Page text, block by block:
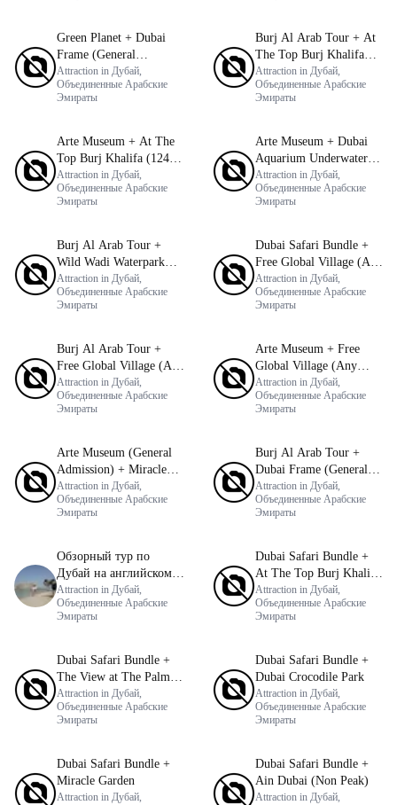
Green Planet + Dubai
Frame (General
Admission)
Attraction in Дубай,
Объединенные Арабские
Эмираты
Burj Al Arab Tour + At
The Top Burj Khalifa
(124 Floor) Non-Prime
Time
Attraction in Дубай,
Объединенные Арабские
Эмираты
Arte Museum + At The
Top Burj Khalifa (124
Floor) Non-Prime Time
Attraction in Дубай,
Объединенные Арабские
Эмираты
Arte Museum + Dubai
Aquarium Underwater
Zoo (Silver Pass)
Attraction in Дубай,
Объединенные Арабские
Эмираты
Burj Al Arab Tour +
Wild Wadi Waterpark
(General Admission)
Attraction in Дубай,
Объединенные Арабские
Эмираты
Dubai Safari Bundle +
Free Global Village (Any
Day)
Attraction in Дубай,
Объединенные Арабские
Эмираты
Burj Al Arab Tour +
Free Global Village (Any
Day)
Attraction in Дубай,
Объединенные Арабские
Эмираты
Arte Museum + Free
Global Village (Any
Day)
Attraction in Дубай,
Объединенные Арабские
Эмираты
Arte Museum (General
Admission) + Miracle
Garden
Attraction in Дубай,
Объединенные Арабские
Эмираты
Burj Al Arab Tour +
Dubai Frame (General
Admission)
Attraction in Дубай,
Объединенные Арабские
Эмираты
Обзорный тур по
Дубай на английском
языке
Attraction in Дубай,
Объединенные Арабские
Эмираты
Dubai Safari Bundle +
At The Top Burj Khalifa
(124 Floor) Non-Prime
Time
Attraction in Дубай,
Объединенные Арабские
Эмираты
Dubai Safari Bundle +
The View at The Palm
(Non-Prime Hours)
Attraction in Дубай,
Объединенные Арабские
Эмираты
Dubai Safari Bundle +
Dubai Crocodile Park
Attraction in Дубай,
Объединенные Арабские
Эмираты
Dubai Safari Bundle +
Miracle Garden
Attraction in Дубай,
Dubai Safari Bundle +
Ain Dubai (Non Peak)
Attraction in Дубай,